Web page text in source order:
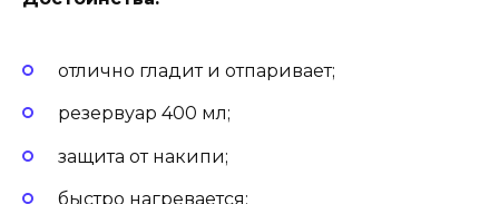
отлично гладит и отпаривает;
резервуар 400 мл;
защита от накипи;
быстро нагревается;